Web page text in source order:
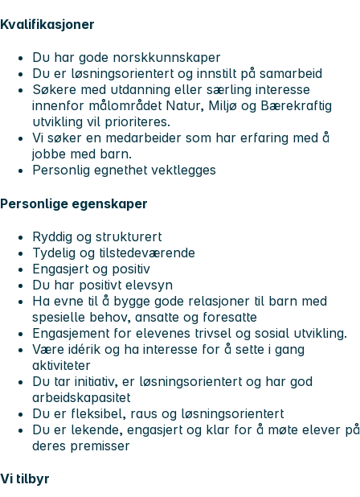
Kvalifikasjoner
Du har gode norskkunnskaper
Du er løsningsorientert og innstilt på samarbeid
Søkere med utdanning eller særling interesse
innenfor målområdet Natur, Miljø og Bærekraftig
utvikling vil prioriteres.
Vi søker en medarbeider som har erfaring med å
jobbe med barn.
Personlig egnethet vektlegges
Personlige egenskaper
Ryddig og strukturert
Tydelig og tilstedeværende
Engasjert og positiv
Du har positivt elevsyn
Ha evne til å bygge gode relasjoner til barn med
spesielle behov, ansatte og foresatte
Engasjement for elevenes trivsel og sosial utvikling.
Være idérik og ha interesse for å sette i gang
aktiviteter
Du tar initiativ, er løsningsorientert og har god
arbeidskapasitet
Du er fleksibel, raus og løsningsorientert
Du er lekende, engasjert og klar for å møte elever på
deres premisser
Vi tilbyr